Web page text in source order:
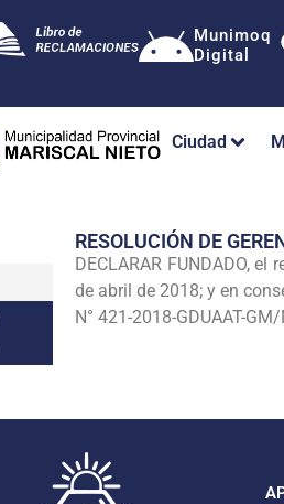
Munimoq
Digital
Ciudad
RESOLUCIÓN DE
DECLARAR FUNDADO,
de abril de 2018; y en
N° 421-2018-GDUAAT-